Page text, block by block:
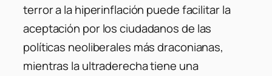
terror a la hiperinflación puede facilitar la
aceptación por los ciudadanos de las
políticas neoliberales más draconianas,
mientras la ultraderecha tiene una